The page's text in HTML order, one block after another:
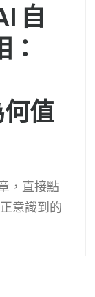
自
值
，直接點
意識到的